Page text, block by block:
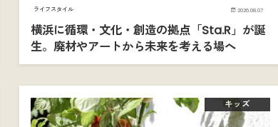
ライフスタイル 2026.08.07
横浜に循環・文化・創造の拠点「Sta.R」が誕
生。廃材やアートから未来を考える場へ
キッズ